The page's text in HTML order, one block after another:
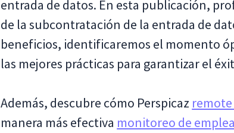
entrada de datos. En esta publicación,
de la subcontratación de la entrada de
beneficios, identificaremos el momento
las mejores prácticas para garantizar el
Además, descubre cómo Perspicaz
manera más efectiva monitoreo de